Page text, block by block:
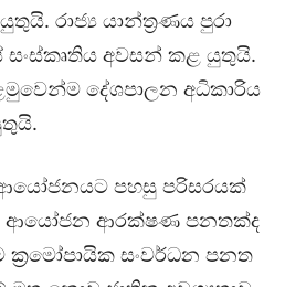
රාජ්‍ය යාන්ත්‍රණය පුරා
සංස්කෘතිය අවසන් කළ යුතුයි.
දේශපාලන අධිකාරිය
පහසු පරිසරයක්
ආයෝජන ආරක්ෂණ පනතක්ද
ක්‍රමෝපායික සංවර්ධන පනත